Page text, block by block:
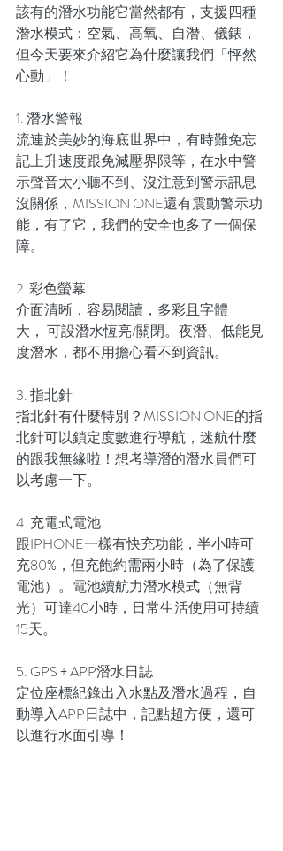
該有的潛水功能它當然都有，支援四種
潛水模式：空氣、高氧、自潛、儀錶，
但今天要來介紹它為什麼讓我們「怦然
心動」！
1. 潛水警報
流連於美妙的海底世界中，有時難免忘
記上升速度跟免減壓界限等，在水中警
示聲音太小聽不到、沒注意到警示訊息
沒關係，MISSION ONE還有震動警示功
能，有了它，我們的安全也多了一個保
障。
2. 彩色螢幕
介面清晰，容易閱讀，多彩且字體
大， 可設潛水恆亮/關閉。夜潛、低能見
度潛水，都不用擔心看不到資訊。
3. 指北針
指北針有什麼特別？MISSION ONE的指
北針可以鎖定度數進行導航，迷航什麼
的跟我無緣啦！想考導潛的潛水員們可
以考慮一下。
4. 充電式電池
跟IPHONE一樣有快充功能，半小時可
充80%，但充飽約需兩小時（為了保護
電池）。電池續航力潛水模式（無背
光）可達40小時，日常生活使用可持續
15天。
5. GPS + APP潛水日誌
定位座標紀錄出入水點及潛水過程，自
動導入APP日誌中，記點超方便，還可
以進行水面引導！